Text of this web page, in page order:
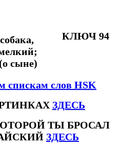
собака,
сыне)
КЛЮЧ 94
спискам слов HSK
ЗДЕСЬ
ТЫ БРОСАЛ
ЗДЕСЬ